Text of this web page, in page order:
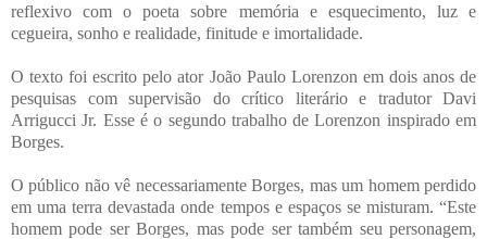
reflexivo com o poeta sobre memória e esquecimento, luz e
cegueira, sonho e realidade, finitude e imortalidade.
O texto foi escrito pelo ator João Paulo Lorenzon em dois anos de
pesquisas com supervisão do crítico literário e tradutor Davi
Arrigucci Jr. Esse é o segundo trabalho de Lorenzon inspirado em
Borges.
O público não vê necessariamente Borges, mas um homem perdido
em uma terra devastada onde tempos e espaços se misturam. “Este
homem pode ser Borges, mas pode ser também seu personagem,